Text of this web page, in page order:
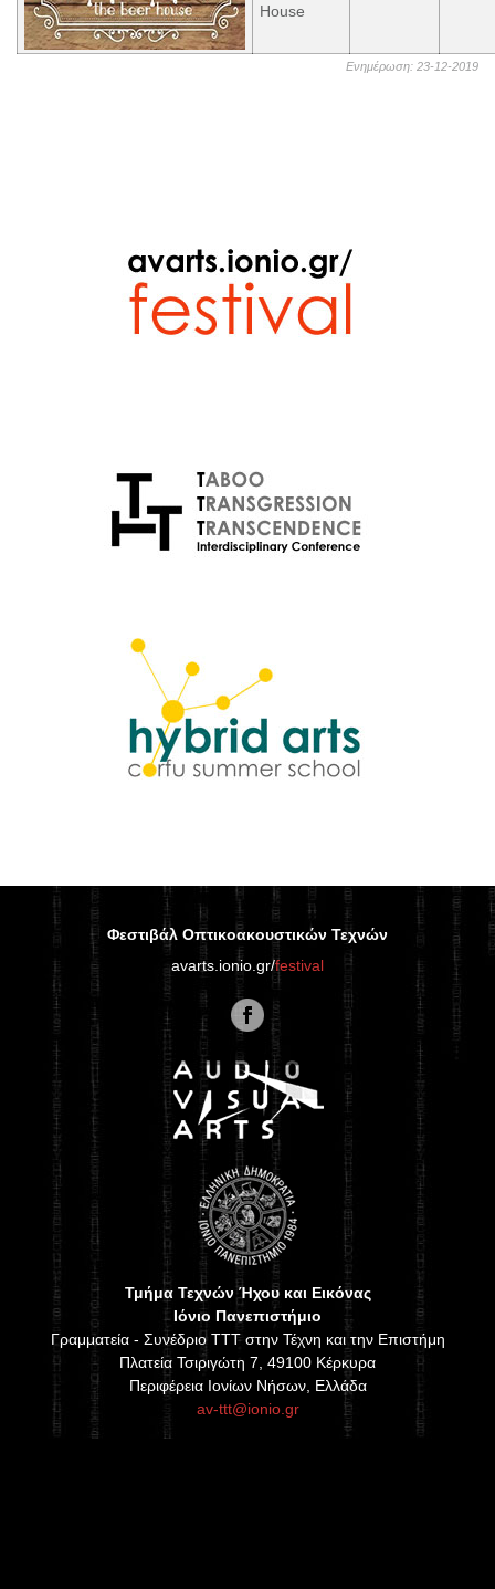
House
Ενημέρωση: 23-12-2019
Φεστιβάλ Οπτικοακουστικών Τεχνών
avarts.ionio.gr/festival
Τμήμα Τεχνών Ήχου και Εικόνας
Ιόνιο Πανεπιστήμιο
Γραμματεία - Συνέδριο TTT στην Τέχνη και την Επιστήμη
Πλατεία Τσιριγώτη 7, 49100 Κέρκυρα
Περιφέρεια Ιονίων Νήσων, Ελλάδα
av-ttt@ionio.gr